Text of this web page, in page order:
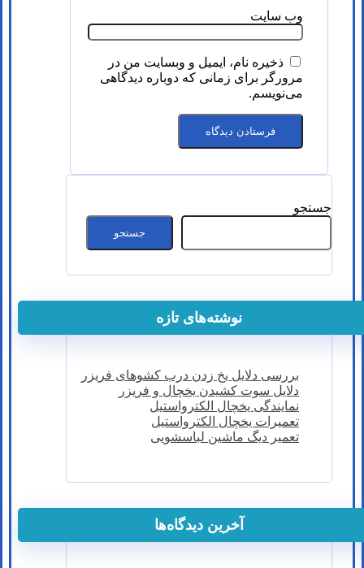
وب‌ سایت
ذخیره نام، ایمیل و وبسایت من در
مرورگر برای زمانی که دوباره دیدگاهی
می‌نویسم.
جستجو
جستجو
نوشته‌های تازه
بررسی دلایل یخ زدن درب کشوهای فریزر
دلایل سوت کشیدن یخچال و فریزر
نمایندگی یخچال الکترواستیل
تعمیرات یخچال الکترواستیل
تعمیر دیگ ماشین لباسشویی
آخرین دیدگاه‌ها